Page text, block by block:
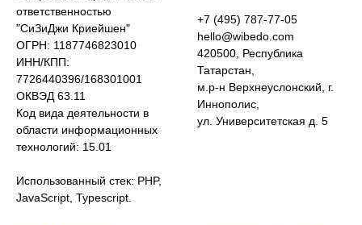
ответственностью
"СиЗиДжи Криейшен"
ОГРН: 1187746823010
ИНН/КПП:
7726440396/168301001
ОКВЭД 63.11
Код вида деятельности в
области информационных
технологий: 15.01
Использованный стек: PHP,
JavaScript, Typescript.
+7 (495) 787-77-05
hello@wibedo.com
420500, Республика
Татарстан,
м.р-н Верхнеуслонский, г.
Иннополис,
ул. Университетская д. 5